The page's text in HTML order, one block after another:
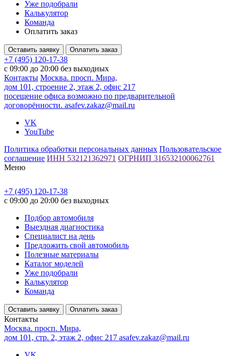
Уже подобрали
Калькулятор
Команда
Оплатить заказ
Оставить заявку Оплатить заказ
+7 (495) 120-17-38
с 09:00 до 20:00 без выходных
Контакты Москва. просп. Мира,
дом 101, строение 2, этаж 2, офис 217
посещение офиса возможно по предварительной
договорённости. asafev.zakaz@mail.ru
VK
YouTube
Политика обработки персональных данных Пользовательское
соглашение ИНН 532121362971 ОГРНИП 316532100062761
Меню
+7 (495) 120-17-38
с 09:00 до 20:00 без выходных
Подбор автомобиля
Выездная диагностика
Специалист на день
Предложить свой автомобиль
Полезные материалы
Каталог моделей
Уже подобрали
Калькулятор
Команда
Оставить заявку Оплатить заказ
Контакты
Москва. просп. Мира,
дом 101, стр. 2, этаж 2, офис 217 asafev.zakaz@mail.ru